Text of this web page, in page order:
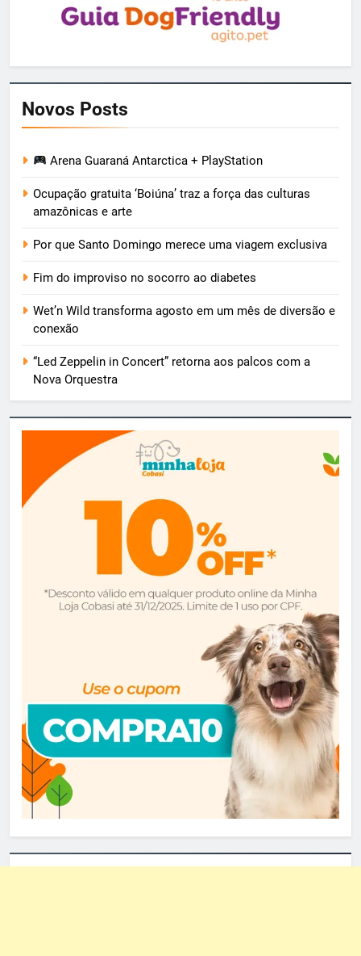
Novos Posts
Arena Guaraná Antarctica + PlayStation
Ocupação gratuita ‘Boiúna’ traz a força das culturas
amazônicas e arte
Por que Santo Domingo merece uma viagem exclusiva
Fim do improviso no socorro ao diabetes
Wet’n Wild transforma agosto em um mês de diversão e
conexão
“Led Zeppelin in Concert” retorna aos palcos com a
Nova Orquestra